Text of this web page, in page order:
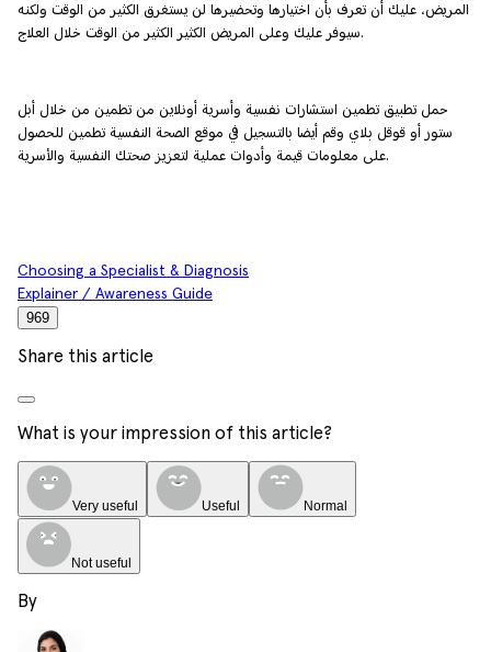
المريض، عليك أن تعرف بأن اختيارها وتحضيرها لن يستغرق الكثير من الوقت ولكنه
سيوفر عليك وعلى المريض الكثير الكثير من الوقت خلال العلاج.
حمل تطبيق تطمين استشارات نفسية وأسرية أونلاين من تطمين من خلال أبل
ستور أو قوقل بلاي وقم أيضا بالتسجيل في موقع الصحة النفسية تطمين للحصول
على معلومات قيمة وأدوات عملية لتعزيز صحتك النفسية والأسرية.
Choosing a Specialist & Diagnosis
Explainer / Awareness Guide
969
Share this article
What is your impression of this article?
Very useful Useful Normal
Not useful
By